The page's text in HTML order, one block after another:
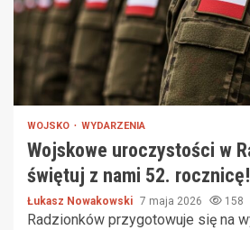
WOJSKO WYDARZENIA
Wojskowe uroczystości w
świętuj z nami 52. rocznicę!
Łukasz Nowakowski 7 maja 2026 158
Radzionków przygotowuje się na